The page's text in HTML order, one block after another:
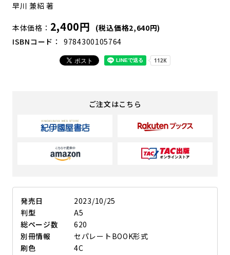
早川 兼紹 著
本体価格 2,400円
(税込価格2,640円)
ISBNコード
9784300105764
ご注文はこちら
発売日
2023/10/25
判型
A5
総ページ数
620
別冊情報
セパレートBOOK形式
刷色
4C